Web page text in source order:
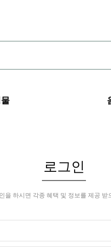
로그인
을 하시면 각종 혜택 및 정보를 제공 받